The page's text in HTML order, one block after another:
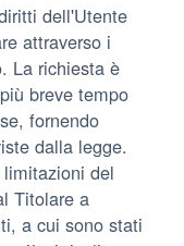
dell'Utente
attraverso i
La richiesta è
breve tempo
fornendo
dalla legge.
del
Titolare a
a cui sono stati